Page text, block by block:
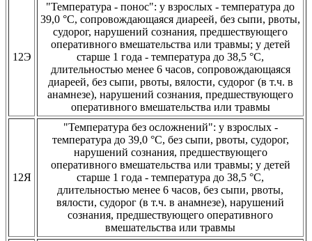
12Э
"Температура - понос": у взрослых - температура до
39,0 °С, сопровождающаяся диареей, без сыпи, рвоты,
судорог, нарушений сознания, предшествующего
оперативного вмешательства или травмы; у детей
старше 1 года - температура до 38,5 °С,
длительностью менее 6 часов, сопровождающаяся
диареей, без сыпи, рвоты, вялости, судорог (в т.ч. в
анамнезе), нарушений сознания, предшествующего
оперативного вмешательства или травмы
12Я
"Температура без осложнений": у взрослых -
температура до 39,0 °С, без сыпи, рвоты, судорог,
нарушений сознания, предшествующего
оперативного вмешательства или травмы; у детей
старше 1 года - температура до 38,5 °С,
длительностью менее 6 часов, без сыпи, рвоты,
вялости, судорог (в т.ч. в анамнезе), нарушений
сознания, предшествующего оперативного
вмешательства или травмы